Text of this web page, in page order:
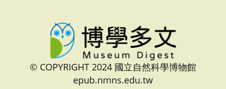
© COPYRIGHT 2024 國立自然科學博物館
epub.nmns.edu.tw